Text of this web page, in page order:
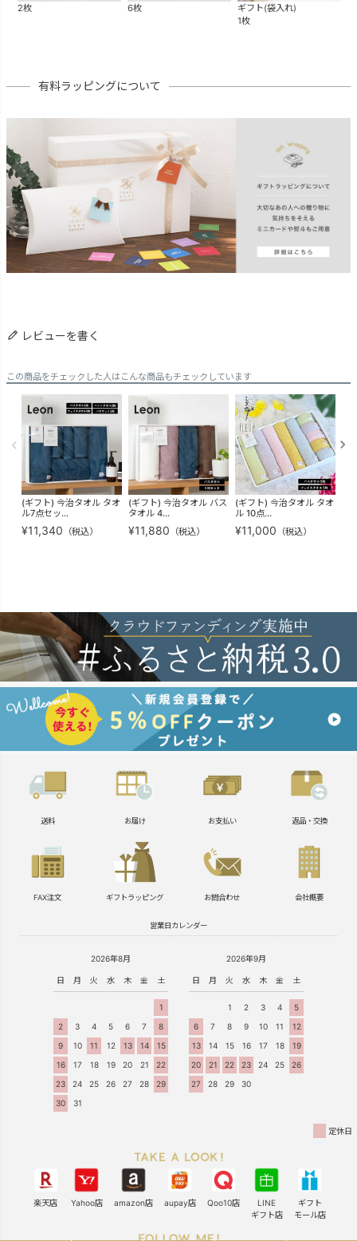
2枚 6枚
ギフト(袋入れ)
1枚
有料ラッピングについて
レビューを書く
この商品をチェックした人はこんな商品もチェックしています
(ギフト) 今治タオル タオ
ル7点セッ...
¥11,340 （税込）
(ギフト) 今治タオル バス
タオル 4...
¥11,880 （税込）
(ギフト) 今治タオル タオ
ル 10点...
¥11,000 （税込）
送料 お届け お支払い 返品・交換
FAX注文 ギフトラッピング お問合わせ 会社概要
営業日カレンダー
2026年8月
日 月 火 水 木 金 土
1
2
3 4 5 6 7
8
9
10 11 12 13 14
15
16
17 18 19 20 21
22
23
24 25 26 27 28
29
30
31
2026年9月
日 月 火 水 木 金 土
1 2 3 4
5
6
7 8 9 10 11
12
13
14 15 16 17 18
19
20
21 22 23 24 25
26
27
28 29 30
定休日
楽天店 Yahoo店 amazon店 aupay店 Qoo10店
LINE
ギフト店
ギフト
モール店